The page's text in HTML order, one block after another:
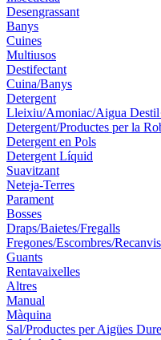
Desengrassant
Banys
Cuines
Multiusos
Destifectant
Cuina/Banys
Detergent
Lleixiu/Amoniac/Aigua
Detergent/Productes per la
Detergent en Pols
Detergent Líquid
Suavitzant
Neteja-Terres
Parament
Bosses
Draps/Baietes/Fregalls
Fregones/Escombres/Recanvis
Guants
Rentavaixelles
Altres
Manual
Màquina
Sal/Productes per Aigües